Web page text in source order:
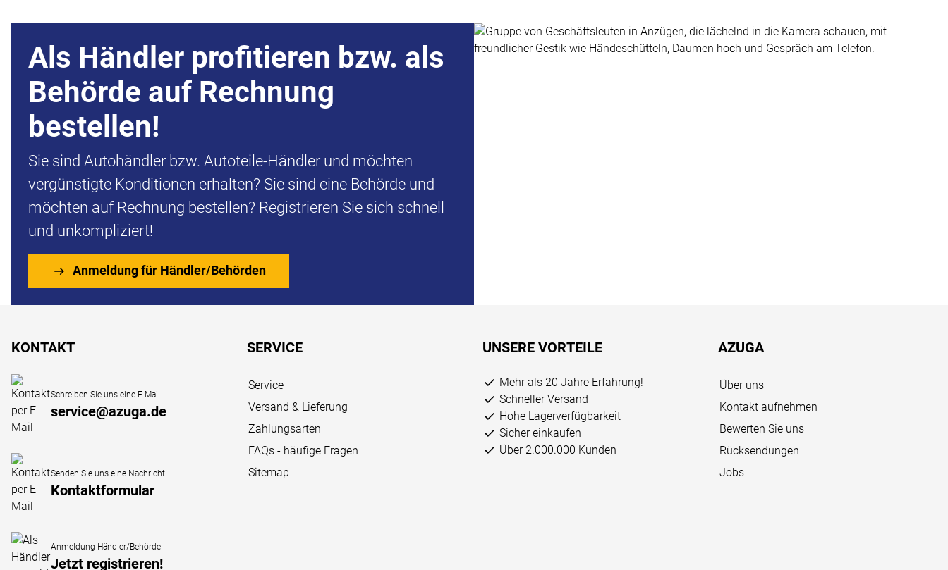
Als Händler profitieren bzw. als
Behörde auf Rechnung
bestellen!
Sie sind Autohändler bzw. Autoteile-Händler und möchten
vergünstigte Konditionen erhalten? Sie sind eine Behörde und
möchten auf Rechnung bestellen? Registrieren Sie sich schnell
und unkompliziert!
Anmeldung für Händler/Behörden
KONTAKT
Schreiben Sie uns eine E-Mail
service@azuga.de
Senden Sie uns eine Nachricht
Kontaktformular
Anmeldung Händler/Behörde
Jetzt registrieren!
SERVICE
Service
Versand & Lieferung
Zahlungsarten
FAQs - häufige Fragen
Sitemap
UNSERE VORTEILE
Mehr als 20 Jahre Erfahrung!
Schneller Versand
Hohe Lagerverfügbarkeit
Sicher einkaufen
Über 2.000.000 Kunden
AZUGA
Über uns
Kontakt aufnehmen
Bewerten Sie uns
Rücksendungen
Jobs